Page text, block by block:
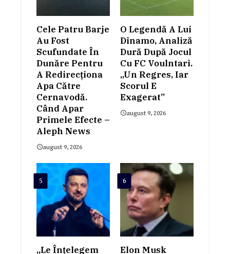
Cele Patru Barje
Au Fost
Scufundate În
Dunăre Pentru
A Redirecționa
Apa Către
Cernavodă.
Când Apar
Primele Efecte –
Aleph News
august 9, 2026
O Legendă A Lui
Dinamo, Analiză
Dură După Jocul
Cu FC Voulntari.
„Un Regres, Iar
Scorul E
Exagerat”
august 9, 2026
5
„Le Înțelegem
6
Elon Musk